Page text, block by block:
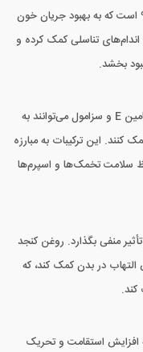
روغن کنجد حاوی اسیدهای چرب امگا-6 و امگا-9 است که به بهبود جریان خون
تناسلی کمک کرده و
بخشد.
آنتی‌اکسیدان‌های موجود در روغن کنجد مانند ویتامین E و سزامول می‌توانند به
این ترکیبات به مبارزه
سلامت تخمک‌ها و اسپرم‌ها
منفی بگذارد. روغن کنجد
در بدن کمک کند، که
کند.
افزایش استقامت و تحریک